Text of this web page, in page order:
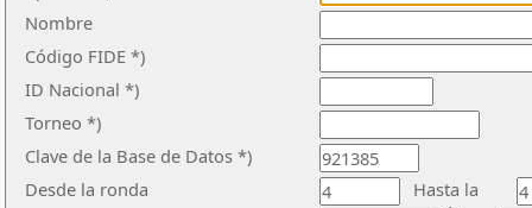
Nombre
Código FIDE *)
ID Nacional *)
Torneo *)
Clave de la Base de Datos *)
Desde la ronda
Hasta la